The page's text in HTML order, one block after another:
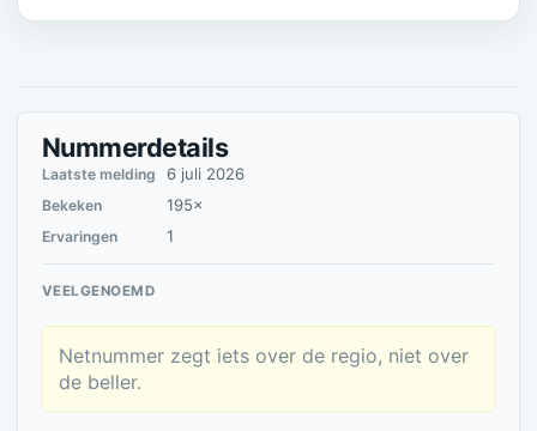
Nummerdetails
Laatste melding 6 juli 2026
Bekeken 195×
Ervaringen 1
VEELGENOEMD
Netnummer zegt iets over de regio, niet over
de beller.